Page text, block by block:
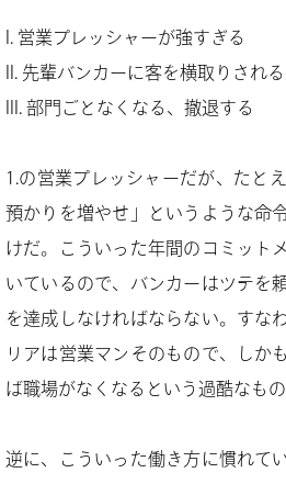
営業プレッシャーが強すぎる
先輩バンカーに客を横取りされる
部門ごとなくなる、撤退する
1.の営業プレッシャーだが、たと
預かりを増やせ」というような命
けだ。こういった年間のコミット
いているので、バンカーはツテを
を達成しなければならない。すな
リアは営業マンそのもので、しか
ば職場がなくなるという過酷なもの
逆に、こういった働き方に慣れて